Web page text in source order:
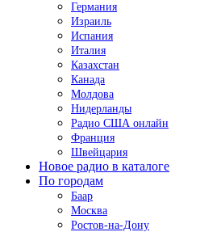
Германия
Израиль
Испания
Италия
Казахстан
Канада
Молдова
Нидерланды
Радио США онлайн
Франция
Швейцария
Новое радио в каталоге
По городам
Баар
Москва
Ростов-на-Дону